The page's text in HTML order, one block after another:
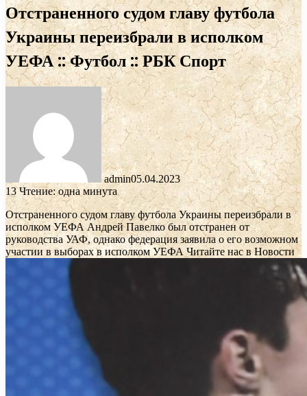
Отстраненного судом главу футбола
Украины переизбрали в исполком
УЕФА :: Футбол :: РБК Спорт
admin05.04.2023
13Чтение: одна минута
Отстраненного судом главу футбола Украины переизбрали в
исполком УЕФААндрей Павелко был отстранен от
руководства УАФ, однако федерация заявила о его возможном
участии в выборах в исполком УЕФА Читайте нас в Новости